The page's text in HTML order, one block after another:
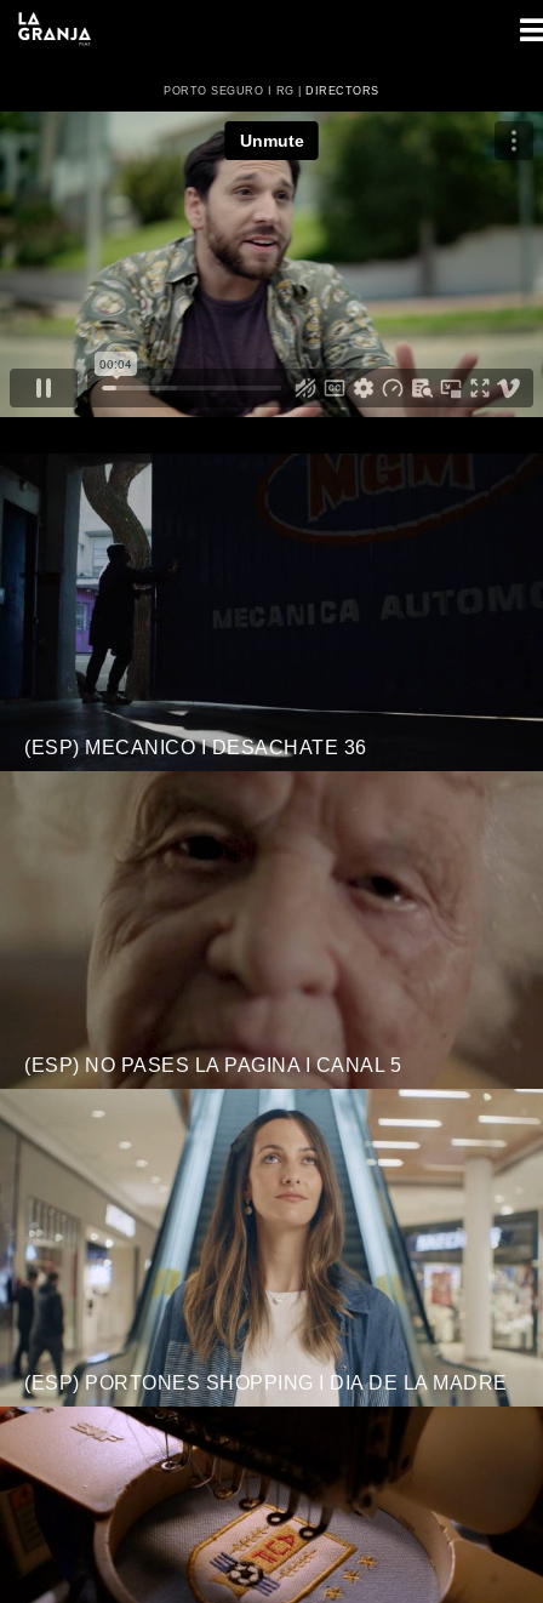
PORTO SEGURO I RG | DIRECTORS
(ESP) MECANICO I DESACHATE 36
(ESP) NO PASES LA PAGINA I CANAL 5
(ESP) PORTONES SHOPPING I DIA DE LA MADRE